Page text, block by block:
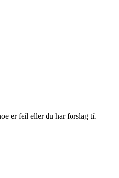
er feil eller du har forslag til